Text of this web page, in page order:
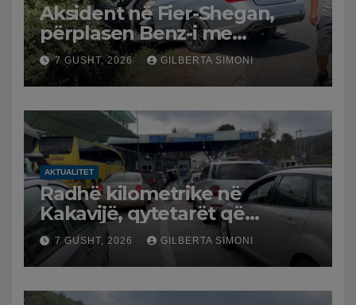
Aksident në Fier-Shegan,
përplasen Benz-i me
furgonin, plagoset një i
moshuar
7 GUSHT, 2026 GILBERTA SIMONI
AKTUALITET
Radhë kilometrike në
Kakavijë, qytetarët që
kthehen në Shqipëri
bllokohen në temperatura të
larta, pala greke punon me
ritme të ngadalta
7 GUSHT, 2026 GILBERTA SIMONI